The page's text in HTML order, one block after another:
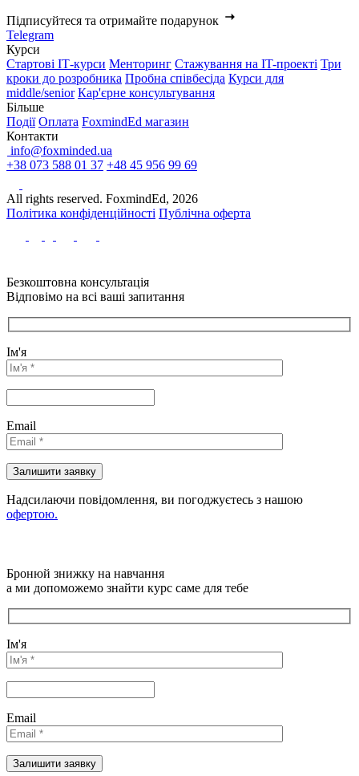
Підписуйтеся та отримайте подарунок
Telegram
Курси
Стартові IТ-курси Менторинг Стажування на IT-проекті Три
кроки до розробника Пробна співбесіда Курси для
middle/senior Кар'єрне консультування
Більше
Події Оплата FoxmindEd магазин
Контакти
info@foxminded.ua
+38 073 588 01 37 +48 45 956 99 69
All rights reserved. FoxmindEd, 2026
Політика конфіденційності Публічна оферта
Безкоштовна консультація
Відповімо на всі ваші запитання
Ім'я
Email
Надсилаючи повідомлення, ви погоджуєтесь з нашою
офертою.
Бронюй знижку на навчання
а ми допоможемо знайти курс саме для тебе
Ім'я
Email